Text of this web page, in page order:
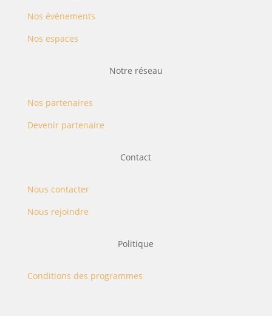
Nos événements
Nos espaces
Notre réseau
Nos partenaires
Devenir partenaire
Contact
Nous contacter
Nous rejoindre
Politique
Conditions des programmes